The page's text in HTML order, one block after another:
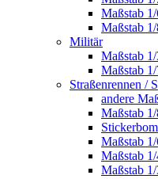
Maßstab
Maßstab
Militär
Maßstab
Maßstab
Straßenrennen /
andere
Maßstab
Maßstab
Maßstab
Maßstab